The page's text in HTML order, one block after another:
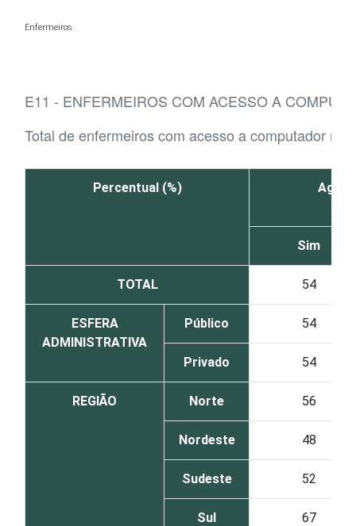
Enfermeiros
E11 - ENFERMEIROS COM ACESSO A
Total de enfermeiros com acesso a computador no
Percentual (%)
Sim
TOTAL 54
ESFERA
ADMINISTRATIVA
Público 54
Privado 54
REGIÃO Norte 56
Nordeste 48
Sudeste 52
Sul 67